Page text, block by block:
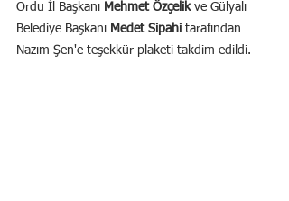
Ordu İl Başkanı Mehmet Özçelik ve Gülyalı
Belediye Başkanı Medet Sipahi tarafından
Nazım Şen'e teşekkür plaketi takdim edildi.